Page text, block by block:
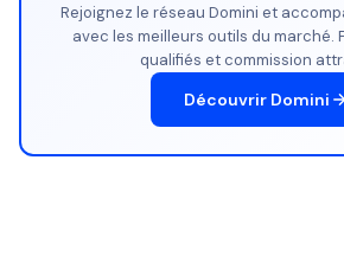
Rejoignez le réseau Domini et
avec les meilleurs outils du marché.
qualifiés et commission
Découvrir Domini